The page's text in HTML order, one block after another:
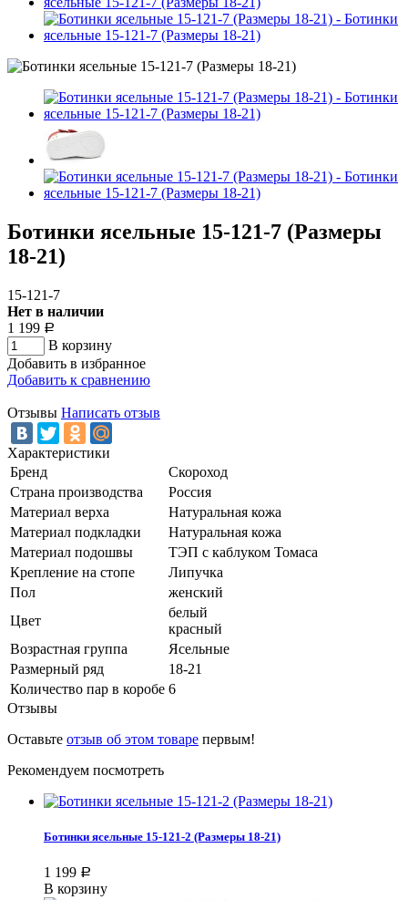
Ботинки ясельные 15-121-7 (Размеры
18-21)
15-121-7
Нет в наличии
1 199 Р
В корзину
Добавить в избранное
Добавить к сравнению
Отзывы Написать отзыв
Характеристики
Бренд
Скороход
Страна производства
Россия
Материал верха
Натуральная кожа
Материал подкладки
Натуральная кожа
Материал подошвы
ТЭП с каблуком Томаса
Крепление на стопе
Липучка
Пол
женский
Цвет
белый
красный
Возрастная группа
Ясельные
Размерный ряд
18-21
Количество пар в коробе 6
Отзывы
Оставьте отзыв об этом товаре первым!
Рекомендуем посмотреть
Ботинки ясельные 15-121-2 (Размеры 18-21)
1 199 Р
В корзину